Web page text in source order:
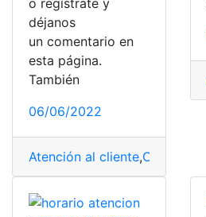
o regístrate y
déjanos
un comentario en
esta página.
También
06/06/2022
Atención al cliente,Consultas